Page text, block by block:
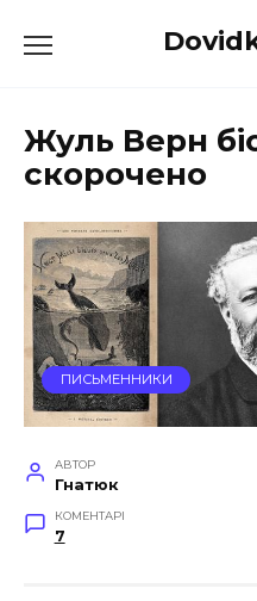
до
Жуль Верн
скорочено
ПИСЬМЕННИКИ
АВТОР
Гнатюк
КОМЕНТАРІ
7